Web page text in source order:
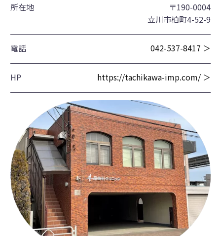
所在地
〒190-0004
立川市柏町4-52-9
電話 042-537-8417 ＞
HP https://tachikawa-imp.com/ ＞